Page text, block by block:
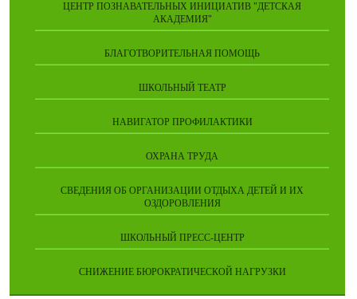
ЦЕНТР ПОЗНАВАТЕЛЬНЫХ ИНИЦИАТИВ "ДЕТСКАЯ
АКАДЕМИЯ"
БЛАГОТВОРИТЕЛЬНАЯ ПОМОЩЬ
ШКОЛЬНЫЙ ТЕАТР
НАВИГАТОР ПРОФИЛАКТИКИ
ОХРАНА ТРУДА
СВЕДЕНИЯ ОБ ОРГАНИЗАЦИИ ОТДЫХА ДЕТЕЙ И ИХ
ОЗДОРОВЛЕНИЯ
ШКОЛЬНЫЙ ПРЕСС-ЦЕНТР
СНИЖЕНИЕ БЮРОКРАТИЧЕСКОЙ НАГРУЗКИ